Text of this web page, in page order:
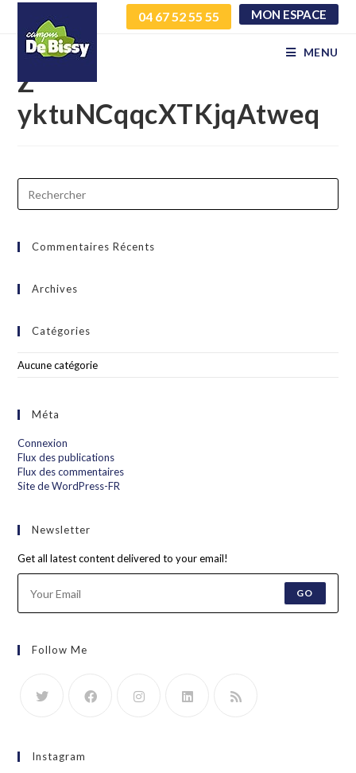
04 67 52 55 55 MON ESPACE
MENU
SxeRBQyXgzPatmtkWYp
Z
yktuNCqqcXTKjqAtweq
Commentaires Récents
Archives
Catégories
Aucune catégorie
Méta
Connexion
Flux des publications
Flux des commentaires
Site de WordPress-FR
Newsletter
Get all latest content delivered to your email!
GO
Follow Me
Instagram